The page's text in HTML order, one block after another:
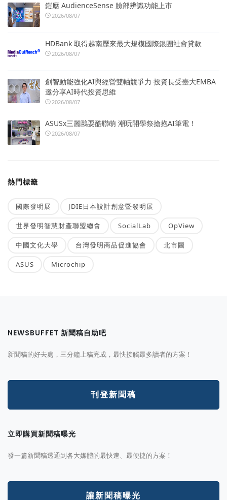
鎧應 AudienceSense 臉部辨識功能上市
2026/08/07
HDBank 取得越南歷來最大規模國際銀團社會貸款
2026/08/07
創智動能強化AI與經營雙軸競爭力 投資長受臺大EMBA
邀分享AI時代投資思維
2026/08/07
ASUSx三麗鷗耍酷聯萌 潮玩開學祭搶抱AI筆電！
2026/08/07
熱門標籤
國際發明展 JDIE日本設計創意暨發明展
世界發明智慧財產聯盟總會 SocialLab OpView
中國文化大學 台灣發明商品促進協會 北市圖
ASUS Microchip
NEWSBUFFET 新聞稿自助吧
新聞稿的好去處，三分鐘上稿完成，最快接觸最多讀者的方案！
刊登新聞稿
立即購買新聞稿曝光
發一篇新聞稿透通到各大媒體的最快速、最便捷的方案！
讓新聞稿曝光